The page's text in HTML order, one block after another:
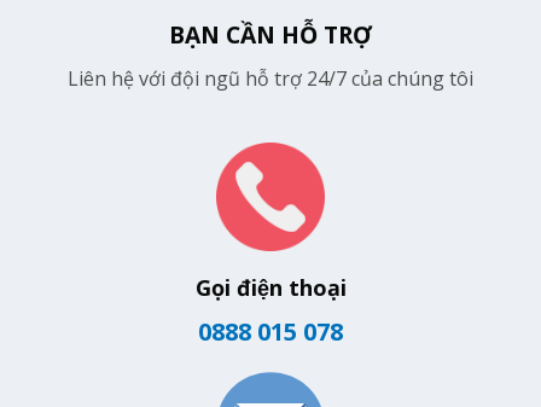
BẠN CẦN HỖ TRỢ
Liên hệ với đội ngũ hỗ trợ 24/7 của chúng tôi
Gọi điện thoại
0888 015 078